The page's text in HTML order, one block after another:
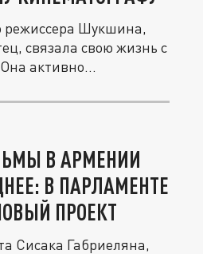
режиссера Шукшина,
связала свою жизнь с
активно...
В АРМЕНИИ
В ПАРЛАМЕНТЕ
ПРОЕКТ
Сисака Габриеляна,